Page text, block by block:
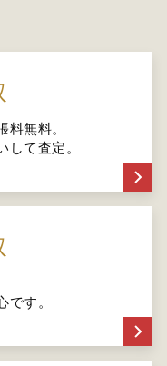
料無料。
して査定。
です。